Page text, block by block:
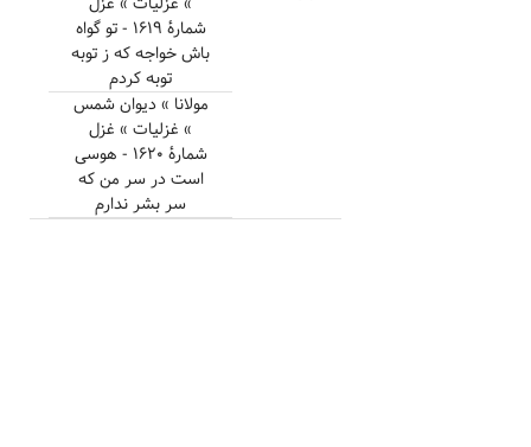
شمارهٔ ۱۶۱۹ - تو گواه
باش خواجه که ز توبه
توبه کردم
مولانا » دیوان شمس
» غزلیات » غزل
شمارهٔ ۱۶۲۰ - هوسی
است در سر من که
سر بشر ندارم